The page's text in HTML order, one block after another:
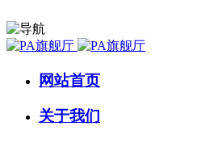
网站首页
关于我们